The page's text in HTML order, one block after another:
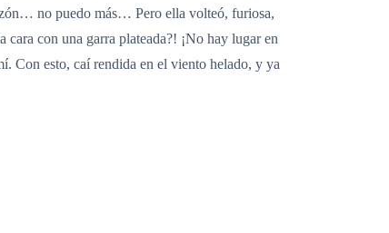
no puedo más… Pero ella volteó, furiosa,
con una garra plateada?! ¡No hay lugar en
Con esto, caí rendida en el viento helado, y ya